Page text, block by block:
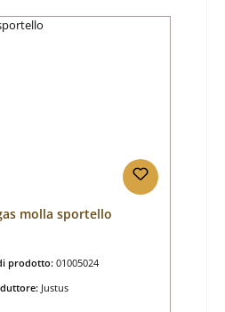
molla sportello
prodotto: 01005024
Justus